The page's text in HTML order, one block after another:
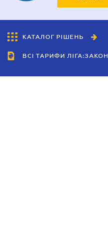
КАТАЛОГ РІШЕНЬ
ВСІ ТАРИФИ ЛІГА:ЗАКОН